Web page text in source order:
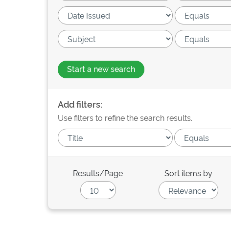
Start a new search
Add filters:
Use filters to refine the search results.
Results/Page Sort items by